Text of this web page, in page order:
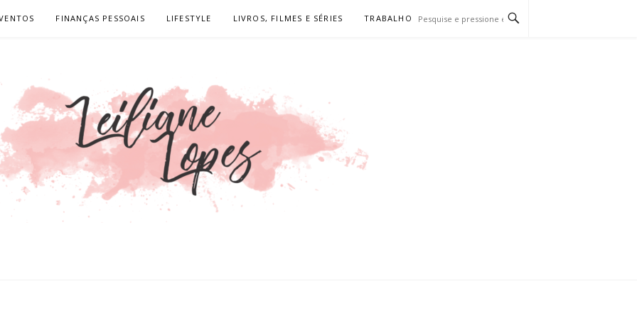
FINANÇAS PESSOAIS LIFESTYLE LIVROS, FILMES E SÉRIES TRABALHO